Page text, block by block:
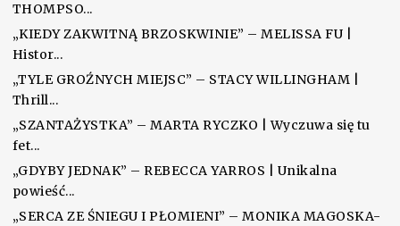
THOMPSO...
„KIEDY ZAKWITNĄ BRZOSKWINIE” – MELISSA FU |
Histor...
„TYLE GROŹNYCH MIEJSC” – STACY WILLINGHAM |
Thrill...
„SZANTAŻYSTKA” – MARTA RYCZKO | Wyczuwa się tu
fet...
„GDYBY JEDNAK” – REBECCA YARROS | Unikalna
powieść...
„SERCA ZE ŚNIEGU I PŁOMIENI” – MONIKA MAGOSKA-